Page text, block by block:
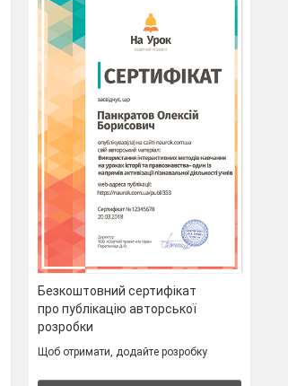
Безкоштовний сертифікат
про публікацію авторської
розробки
Щоб отримати, додайте розробку